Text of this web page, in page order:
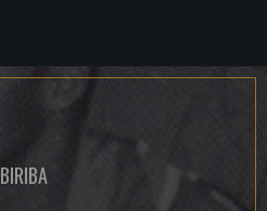
BIRIBA